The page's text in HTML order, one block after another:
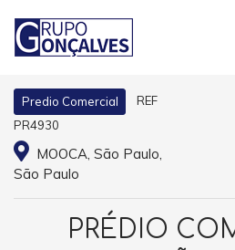
Predio Comercial
REF
PR4930
MOOCA, São Paulo,
São Paulo
PRÉDIO